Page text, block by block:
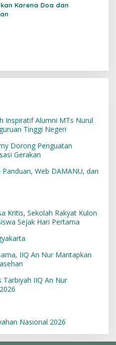
Karena Doa dan
Inspiratif Alumni MTs Nurul
Tinggi Negeri
Dorong Penguatan
Gerakan
Web DAMANU, dan
Kritis, Sekolah Rakyat Kulon
Sejak Hari Pertama
IIQ An Nur Mantapkan
Tarbiyah IIQ An Nur
Nasional 2026